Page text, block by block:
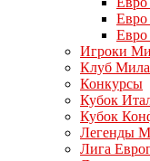
Евро
Евро
Игроки
Клуб
Конкурсы
Кубок
Кубок
Легенды
Лига